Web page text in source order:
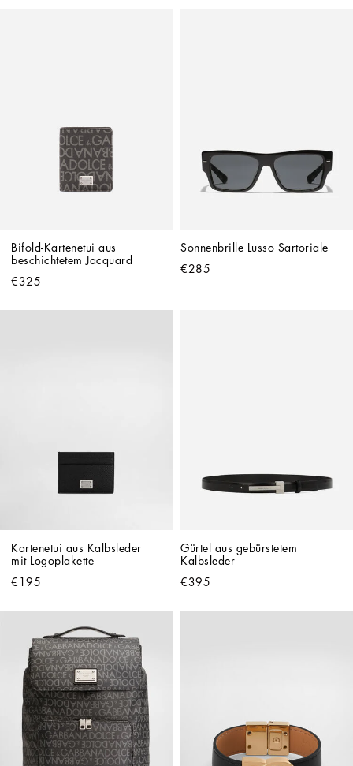
Bifold-Kartenetui aus
beschichtetem Jacquard
€325
Sonnenbrille Lusso Sartoriale
€285
Kartenetui aus Kalbsleder
mit Logoplakette
€195
Gürtel aus gebürstetem
Kalbsleder
€395